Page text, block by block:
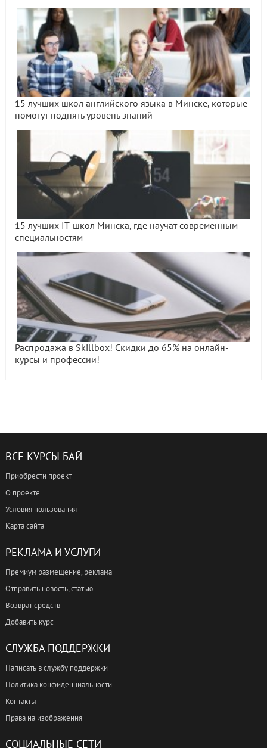
15 лучших школ английского языка в Минске, которые
помогут поднять уровень знаний
15 лучших IT-школ Минска, где научат современным
специальностям
Распродажа в Skillbox! Скидки до 65% на онлайн-
курсы и профессии!
ВСЕ КУРСЫ БАЙ
Приобрести проект
О проекте
Условия пользования
Карта сайта
РЕКЛАМА И УСЛУГИ
Премиум размещение, реклама
Отправить новость, статью
Возврат средств
Добавить курс
СЛУЖБА ПОДДЕРЖКИ
Написать в службу поддержки
Политика конфиденциальности
Контакты
Права на изображения
СОЦИАЛЬНЫЕ СЕТИ